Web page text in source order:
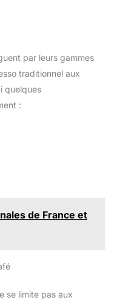
par leurs gammes
traditionnel aux
quelques
:
de France et
se limite pas aux